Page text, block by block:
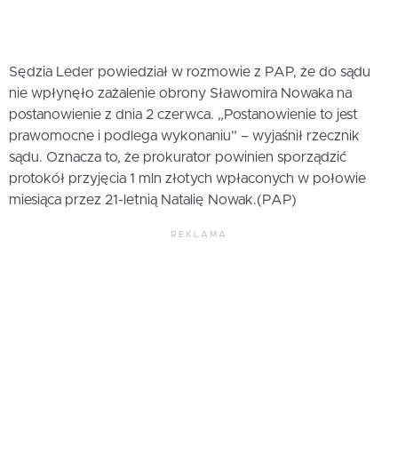
Sędzia Leder powiedział w rozmowie z PAP, że do sądu
nie wpłynęło zażalenie obrony Sławomira Nowaka na
postanowienie z dnia 2 czerwca. „Postanowienie to jest
prawomocne i podlega wykonaniu” – wyjaśnił rzecznik
sądu. Oznacza to, że prokurator powinien sporządzić
protokół przyjęcia 1 mln złotych wpłaconych w połowie
miesiąca przez 21-letnią Natalię Nowak.(PAP)
REKLAMA